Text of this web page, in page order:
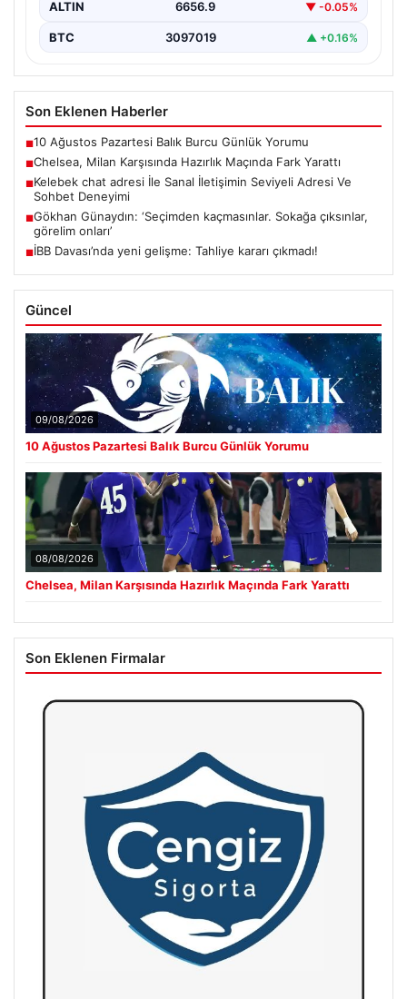
ALTIN 6656.9 ▼ -0.05%
BTC 3097019 ▲ +0.16%
Son Eklenen Haberler
■10 Ağustos Pazartesi Balık Burcu Günlük Yorumu
■Chelsea, Milan Karşısında Hazırlık Maçında Fark Yarattı
■Kelebek chat adresi İle Sanal İletişimin Seviyeli Adresi Ve
Sohbet Deneyimi
■Gökhan Günaydın: ‘Seçimden kaçmasınlar. Sokağa çıksınlar,
görelim onları’
■İBB Davası’nda yeni gelişme: Tahliye kararı çıkmadı!
Güncel
09/08/2026
10 Ağustos Pazartesi Balık Burcu Günlük Yorumu
08/08/2026
Chelsea, Milan Karşısında Hazırlık Maçında Fark Yarattı
Son Eklenen Firmalar